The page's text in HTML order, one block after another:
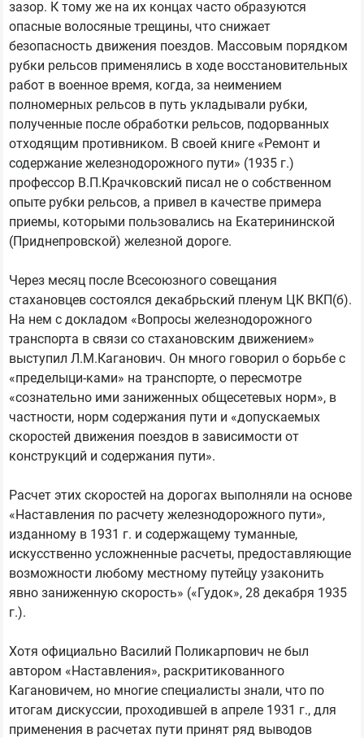
зазор. К тому же на их концах часто образуются
опасные волосяные трещины, что снижает
безопасность движения поездов. Массовым порядком
рубки рельсов применялись в ходе восстановительных
работ в военное время, когда, за неимением
полномерных рельсов в путь укладывали рубки,
полученные после обработки рельсов, подорванных
отходящим противником. В своей книге «Ремонт и
содержание железнодорожного пути» (1935 г.)
профессор В.П.Крачковский писал не о собственном
опыте рубки рельсов, а привел в качестве примера
приемы, которыми пользовались на Екатерининской
(Приднепровской) железной дороге.
Через месяц после Всесоюзного совещания
стахановцев состоялся декабрьский пленум ЦК ВКП(б).
На нем с докладом «Вопросы железнодорожного
транспорта в связи со стахановским движением»
выступил Л.М.Каганович. Он много говорил о борьбе с
«пределыци-ками» на транспорте, о пересмотре
«сознательно ими заниженных общесетевых норм», в
частности, норм содержания пути и «допускаемых
скоростей движения поездов в зависимости от
конструкций и содержания пути».
Расчет этих скоростей на дорогах выполняли на основе
«Наставления по расчету железнодорожного пути»,
изданному в 1931 г. и содержащему туманные,
искусственно усложненные расчеты, предоставляющие
возможности любому местному путейцу узаконить
явно заниженную скорость» («Гудок», 28 декабря 1935
г.).
Хотя официально Василий Поликарпович не был
автором «Наставления», раскритикованного
Кагановичем, но многие специалисты знали, что по
итогам дискуссии, проходившей в апреле 1931 г., для
применения в расчетах пути принят ряд выводов